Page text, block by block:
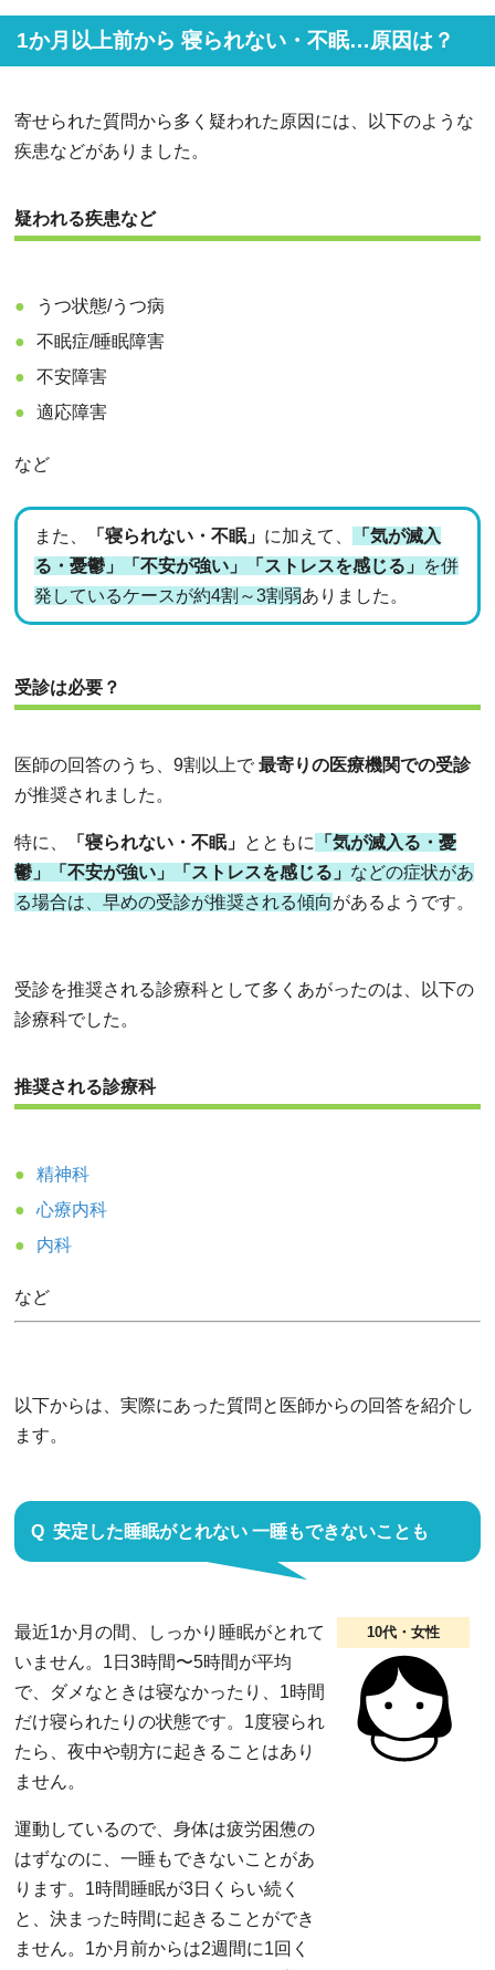
1か月以上前から 寝られない・不眠…原因は？
寄せられた質問から多く疑われた原因には、以下のような
疾患などがありました。
疑われる疾患など
うつ状態/うつ病
不眠症/睡眠障害
不安障害
適応障害
など
また、 「寝られない・不眠」 に加えて、
「気が滅入
る・憂鬱」「不安が強い」「ストレスを感じる」 を併
発しているケースが約4割～3割弱ありました。
受診は必要？
医師の回答のうち、9割以上で 最寄りの医療機関での受診
が推奨されました。
特に、 「寝られない・不眠」 とともに
「気が滅入る・憂
鬱」「不安が強い」「ストレスを感じる」 などの症状があ
る場合は、早めの受診が推奨される傾向があるようです。
受診を推奨される診療科として多くあがったのは、以下の
診療科でした。
推奨される診療科
精神科
心療内科
内科
など
以下からは、実際にあった質問と医師からの回答を紹介し
ます。
安定した睡眠がとれない 一睡もできないことも
10代・女性
最近1か月の間、しっかり睡眠がとれて
いません。1日3時間〜5時間が平均
で、ダメなときは寝なかったり、1時間
だけ寝られたりの状態です。1度寝られ
たら、夜中や朝方に起きることはあり
ません。
運動しているので、身体は疲労困憊の
はずなのに、一睡もできないことがあ
ります。1時間睡眠が3日くらい続く
と、決まった時間に起きることができ
ません。1か月前からは2週間に1回く